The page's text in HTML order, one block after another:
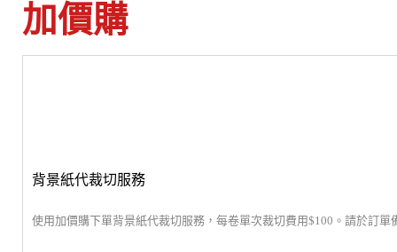
加價購
背景紙代裁切服務
使用加價購下單背景紙代裁切服務，每卷單次裁切費用$100。請於訂單